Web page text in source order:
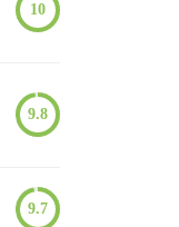
10
9.8
9.7